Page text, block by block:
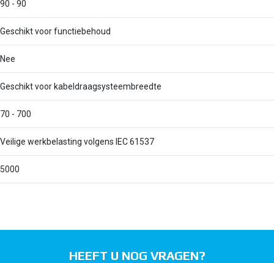
90 - 90
Geschikt voor functiebehoud
Nee
Geschikt voor kabeldraagsysteembreedte
70 - 700
Veilige werkbelasting volgens IEC 61537
5000
HEEFT U NOG VRAGEN?